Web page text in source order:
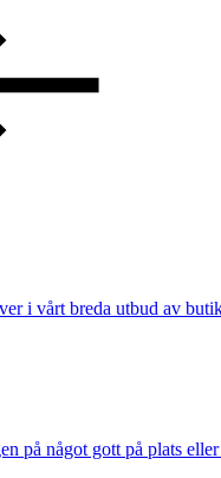
information
i vårt breda utbud av
på något gott på plats